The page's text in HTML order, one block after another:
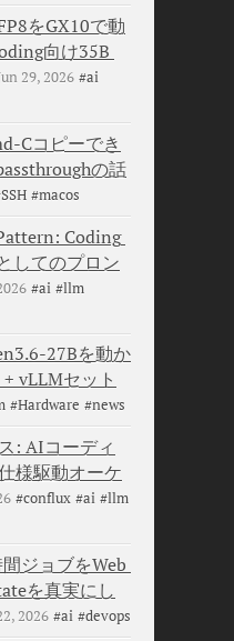
をGX10で動
向け35B
29, 2026 #ai
Cコピーでき
の話
#macos
Coding
してのプロン
#ai #llm
27Bを動か
vLLMセット
#Hardware #news
: AIコーディ
様駆動オーケ
#conflux #ai #llm
ジョブをWeb
を真実にし
2026 #ai #devops